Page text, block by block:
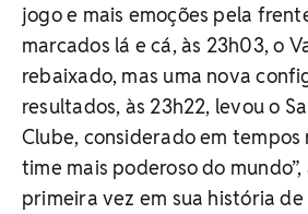
jogo e mais emoções pela
marcados lá e cá, às 23h03, o
rebaixado, mas uma nova
resultados, às 23h22, levou o
Clube, considerado em tempos
time mais poderoso do mundo”,
primeira vez em sua história de